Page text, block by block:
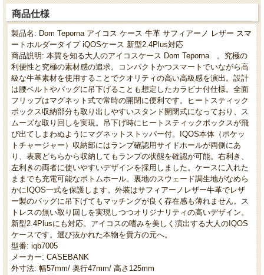
商品仕様
製品名: Dom Teporna アイコス ケース 牛革 サフィアーノ レザー スマ
ートホルダータイプ iQOSケース 新型2.4Plus対応
商品説明: 本質を知る大人のアイコスケース Dom Teporna 。究極の
利便性と究極の素材感の追求。コンパクトかつスマートでいながら高
級な牛革素材を使用することでクオリティの高い高級感を演出。設計
は腰ベルトやバッグに吊下げることも想定したカラビナ付仕様。全面
フリップはマグネット式で常時の開閉に便利です。ヒートスティック
ボックス収納部分も取り出しやすいスタンド開閉式になっており、ス
ムーズな取り回しを実現。吊下げ時にヒートスティックボックスが飛
び出てしまわぬようにマグネットストッパー付。IQOS本体（ポケッ
トチャージャー）収納部にはランプ確認用サイドホールが両側にあ
り、表裏どちらから収納してもランプの状態を確認が可能。右利き、
左利きの両者に使いやすいデザインを採用しました。ケースに入れた
ままでも充電可能なボトムホール。裏地のスウェード調生地がなめら
かにIQOS一式を保護します。外装はサフィアーノレザー牛革でレザ
ー製のバッグに吊下げてもマッチングが良く存在感も薄れません。ス
トレスの無い取り回しを実現しつつオリジナリティの高いデザイン。
新型2.4Plusにも対応。アイコスの嗜みを美しく演出する大人のIQOS
ケースです。選び抜かれた本物を貴方の元へ。
型番: iqb7005
メーカー: CASEBANK
外寸法: 幅57mm/ 奥行47mm/ 高さ125mm